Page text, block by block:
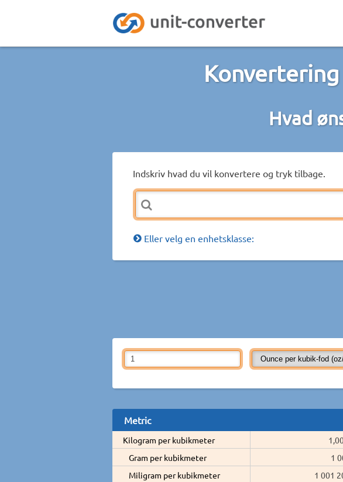
Hvad
Indskriv hvad du vil konvertere og tryk tilbage.
Eller velg en enhetsklasse:
Metric
Kilogram per kubikmeter
Gram per kubikmeter
1
Miligram per kubikmeter
1 001